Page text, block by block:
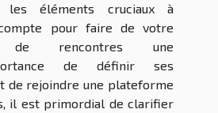
les éléments cruciaux à
pour faire de votre
de rencontres une
de définir ses
de rejoindre une plateforme
il est primordial de clarifier